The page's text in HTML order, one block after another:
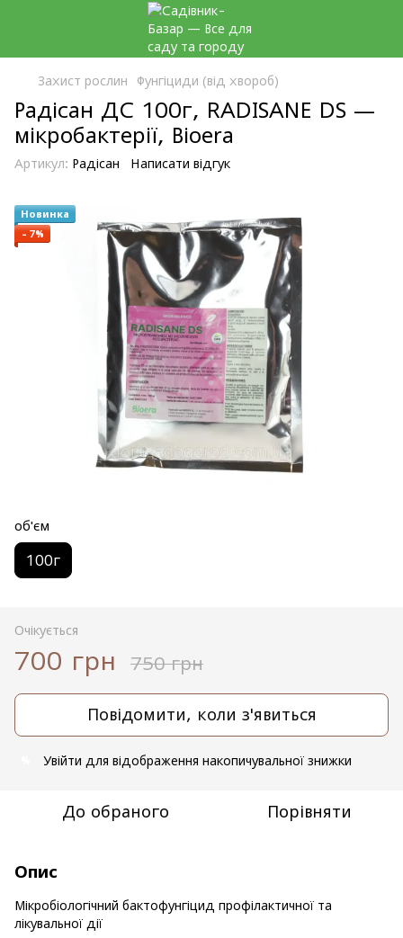
Захист рослин Фунгіциди (від хвороб)
Радісан ДС 100г, RADISANE DS —
мікробактерії, Bioera
Артикул: Радісан Написати відгук
Новинка
−7%
об'єм
100г
Очікується
700 грн 750 грн
Повідомити, коли з'явиться
Увійти для відображення накопичувальної знижки
До обраного Порівняти
Опис
Мікробіологічний бактофунгіцид профілактичної та
лікувальної дії